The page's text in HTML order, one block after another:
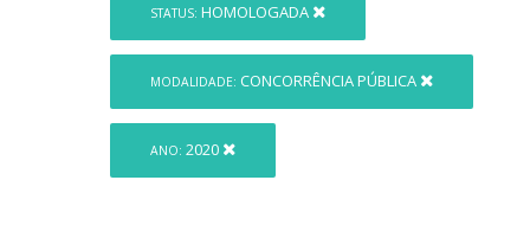
STATUS: HOMOLOGADA
MODALIDADE: CONCORRÊNCIA PÚBLICA
ANO: 2020